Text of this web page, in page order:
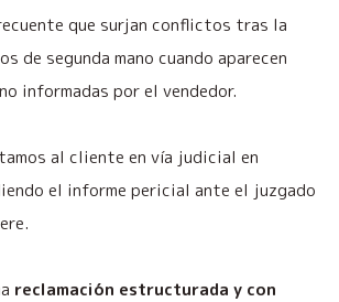
que surjan conflictos tras la
de segunda mano cuando aparecen
informadas por el vendedor.
al cliente en vía judicial en
el informe pericial ante el juzgado
reclamación estructurada y con